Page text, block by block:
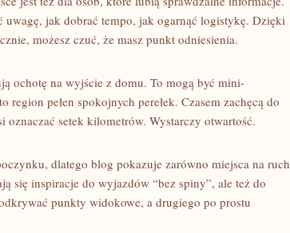
jak dobrać tempo, jak ogarnąć logistykę. Dzięki
możesz czuć, że masz punkt odniesienia.
ochotę na wyjście z domu. To mogą być mini-
pełen spokojnych perełek. Czasem zachęcą do
setek kilometrów. Wystarczy otwartość.
dlatego blog pokazuje zarówno miejsca na ruch
się inspiracje do wyjazdów “bez spiny”, ale też do
punkty widokowe, a drugiego po prostu